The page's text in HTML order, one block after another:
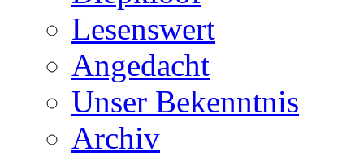
Lesenswert
Angedacht
Unser Bekenntnis
Archiv